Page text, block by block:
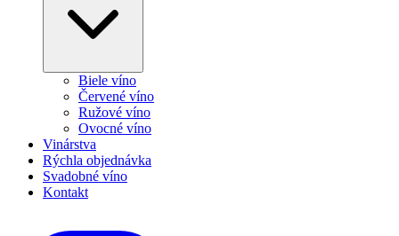
Biele víno
Červené víno
Ružové víno
Ovocné víno
Vinárstva
Rýchla objednávka
Svadobné víno
Kontakt